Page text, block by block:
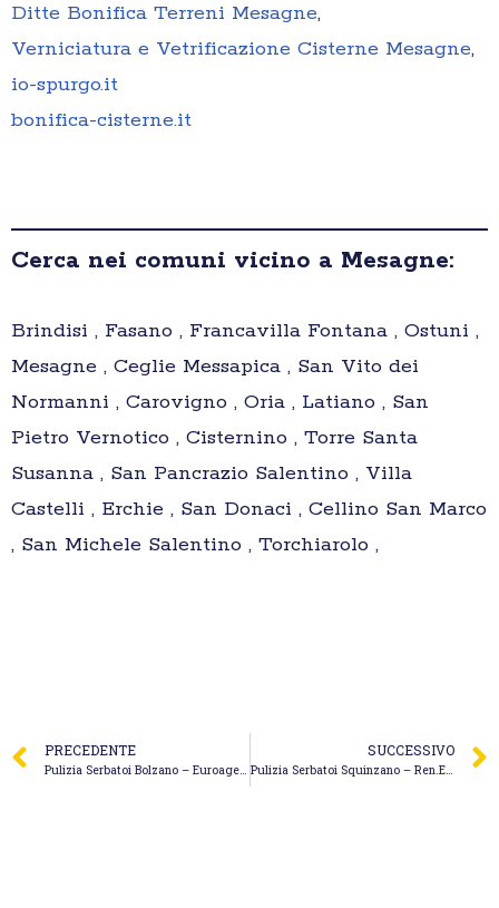
Ditte Bonifica Terreni Mesagne,
Verniciatura e Vetrificazione Cisterne Mesagne,
io-spurgo.it
bonifica-cisterne.it
Cerca nei comuni vicino a Mesagne:
Brindisi , Fasano , Francavilla Fontana , Ostuni ,
Mesagne , Ceglie Messapica , San Vito dei
Normanni , Carovigno , Oria , Latiano , San
Pietro Vernotico , Cisternino , Torre Santa
Susanna , San Pancrazio Salentino , Villa
Castelli , Erchie , San Donaci , Cellino San Marco
, San Michele Salentino , Torchiarolo ,
PRECEDENTE
Pulizia Serbatoi Bolzano – Euroagenzia Eco Sistemi Servizi per L’Ambiente
SUCCESSIVO
Pulizia Serbatoi Squinzano – Ren.Eco